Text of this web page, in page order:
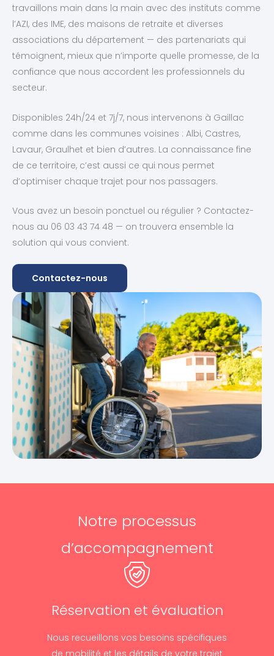
travaillons main dans la main avec des instituts comme
l’AZI, des IME, des maisons de retraite et diverses
associations du département — des partenariats qui
témoignent, mieux que n’importe quelle promesse, de la
confiance que nous accordent les professionnels du
secteur.
Disponibles 24h/24 et 7j/7, nous intervenons à Gaillac
comme dans les communes voisines : Albi, Castres,
Lavaur, Graulhet et bien d’autres. La connaissance fine
de ce territoire, c’est aussi ce qui nous permet
d’optimiser chaque trajet pour nos passagers.
Vous avez un besoin ponctuel ou régulier ? Contactez-
nous au 06 03 43 74 48 — on trouvera ensemble la
solution qui vous convient.
Contactez-nous
Notre processus
d’accompagnement
Réservation et évaluation
Nous recueillons vos besoins spécifiques